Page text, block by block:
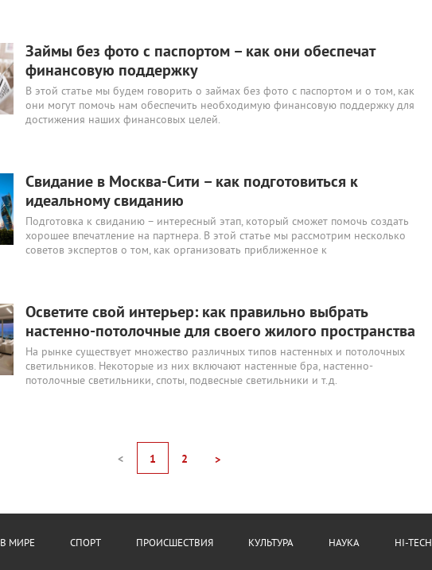
Займы без фото с паспортом – как они обеспечат
финансовую поддержку
В этой статье мы будем говорить о займах без фото с паспортом и о том, как
они могут помочь нам обеспечить необходимую финансовую поддержку для
достижения наших финансовых целей.
Свидание в Москва-Сити – как подготовиться к
идеальному свиданию
Подготовка к свиданию – интересный этап, который сможет помочь создать
хорошее впечатление на партнера. В этой статье мы рассмотрим несколько
советов экспертов о том, как организовать приближенное к
Осветите свой интерьер: как правильно выбрать
настенно-потолочные для своего жилого пространства
На рынке существует множество различных типов настенных и потолочных
светильников. Некоторые из них включают настенные бра, настенно-
потолочные светильники, споты, подвесные светильники и т.д.
< 1 2 >
В МИРЕ СПОРТ ПРОИСШЕСТВИЯ КУЛЬТУРА НАУКА HI-TECH